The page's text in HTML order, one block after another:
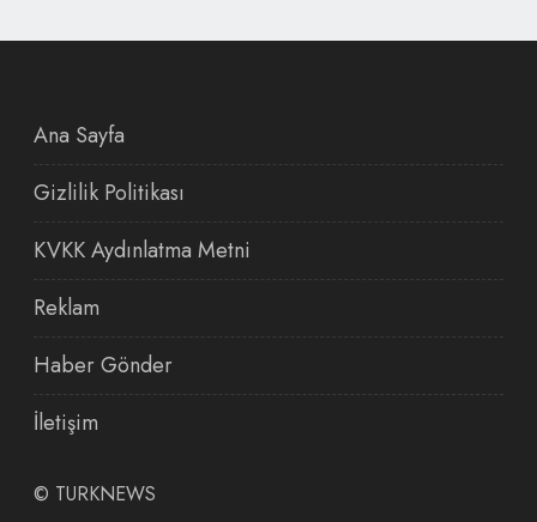
Ana Sayfa
Gizlilik Politikası
KVKK Aydınlatma Metni
Reklam
Haber Gönder
İletişim
© TURKNEWS